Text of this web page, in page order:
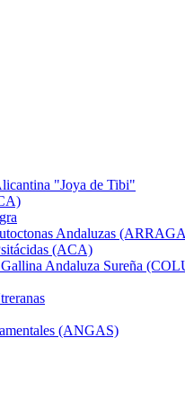
"Joya de Tibi"
Andaluzas
(ACA)
Andaluza Sureña
(ANGAS)